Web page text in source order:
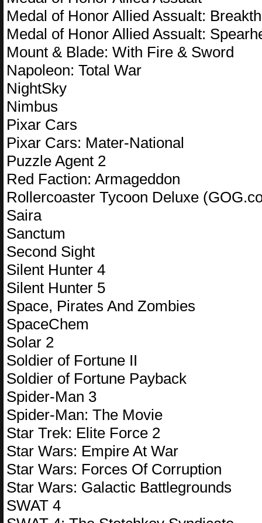
Medal of Honor Allied Assualt:
Medal of Honor Allied Assualt:
Mount & Blade: With Fire & Sword
Napoleon: Total War
NightSky
Nimbus
Pixar Cars
Pixar Cars: Mater-National
Puzzle Agent 2
Red Faction: Armageddon
Rollercoaster Tycoon Deluxe
Saira
Sanctum
Second Sight
Silent Hunter 4
Silent Hunter 5
Space, Pirates And Zombies
SpaceChem
Solar 2
Soldier of Fortune II
Soldier of Fortune Payback
Spider-Man 3
Spider-Man: The Movie
Star Trek: Elite Force 2
Star Wars: Empire At War
Star Wars: Forces Of Corruption
Star Wars: Galactic Battlegrounds
SWAT 4